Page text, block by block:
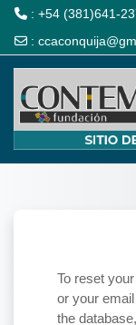
: +54 (381)641-
:
To reset
or your
the